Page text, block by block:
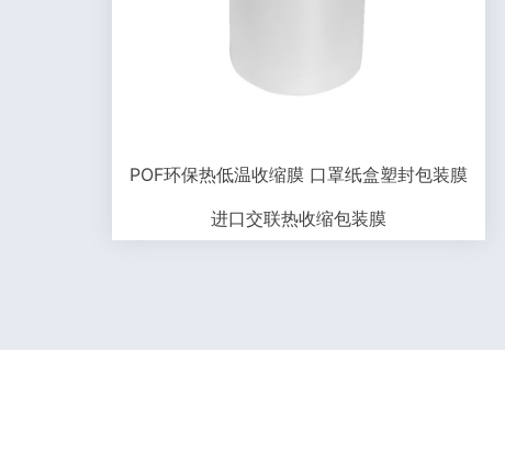
POF环保热低温收缩膜 口罩纸盒塑封包装膜
进口交联热收缩包装膜